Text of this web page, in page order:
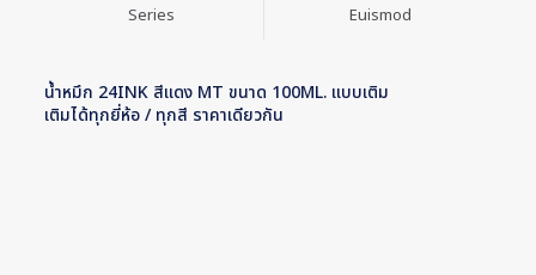
Series Euismod
น้ำหมึก 24INK สีแดง MT ขนาด 100ML. แบบเติม
เติมได้ทุกยี่ห้อ / ทุกสี ราคาเดียวกัน